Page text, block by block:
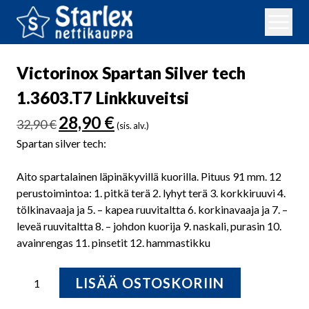
Victorinox Spartan Silver tech
1.3603.T7 Linkkuveitsi
32,90€ Alkuperäinen
hinta
oli:
28,90 €Nykyinen
hinta
(sis. alv.)
Spartan silver tech:
Aito spartalainen läpinäkyvillä kuorilla. Pituus 91 mm. 12
perustoimintoa: 1. pitkä terä 2. lyhyt terä 3. korkkiruuvi 4.
tölkinavaaja ja 5. – kapea ruuvitaltta 6. korkinavaaja ja 7. –
leveä ruuvitaltta 8. – johdon kuorija 9. naskali, purasin 10.
avainrengas 11. pinsetit 12. hammastikku
Spartan
LISÄÄ OSTOSKORIIN